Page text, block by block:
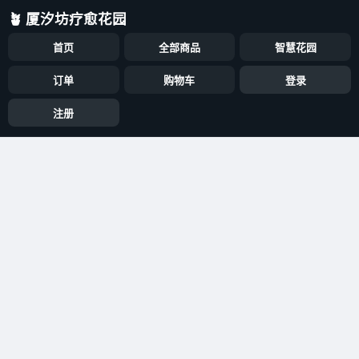
🪴 厦汐坊疗愈花园
首页 全部商品 智慧花园
订单 购物车 登录
注册